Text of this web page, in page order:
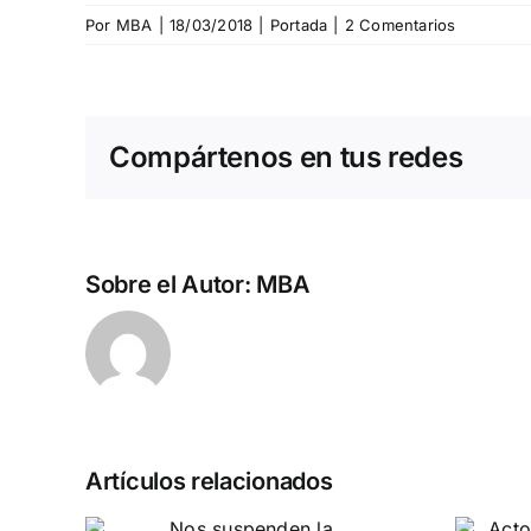
Por MBA 18/03/2018 Portada 2 Comentarios
Compártenos en tus redes
Sobre el Autor: MBA
Artículos relacionados